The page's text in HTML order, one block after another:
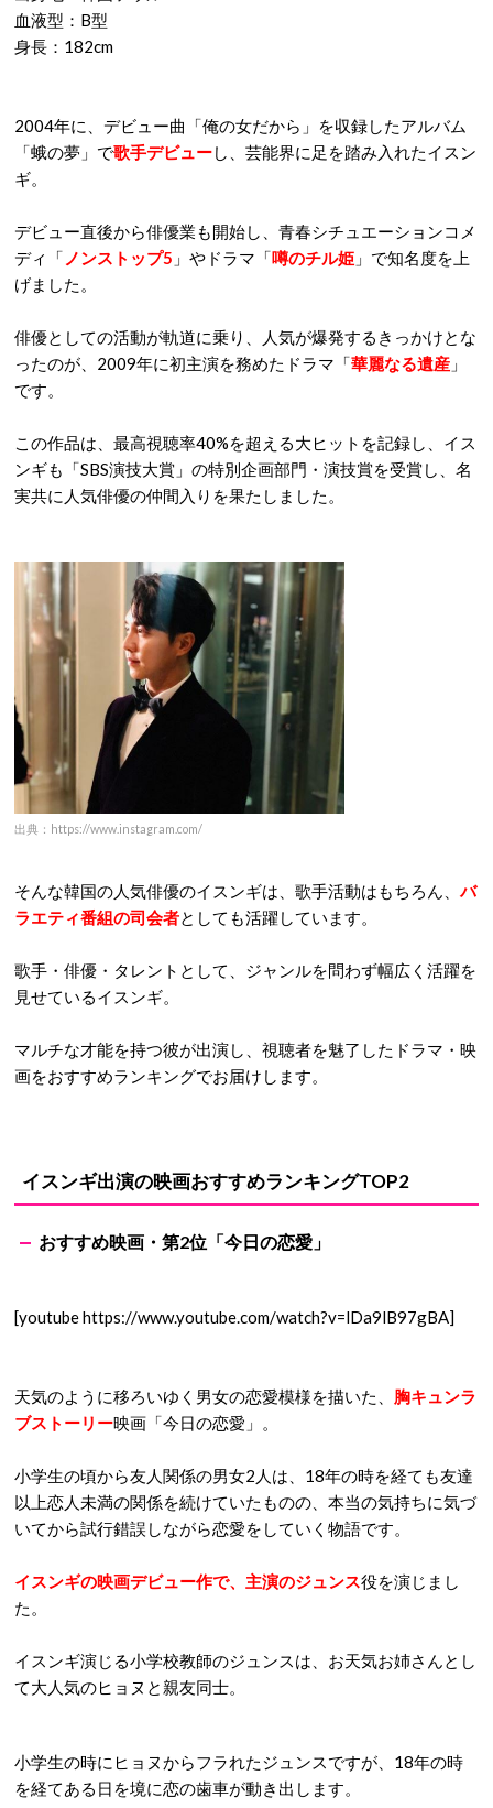
血液型：B型
身長：182cm
2004年に、デビュー曲「俺の女だから」を収録したアルバム
「蛾の夢」で歌手デビューし、芸能界に足を踏み入れたイスン
ギ。
デビュー直後から俳優業も開始し、青春シチュエーションコメ
ディ「 ノンストップ5 」やドラマ「噂のチル姫 」で知名度を上
げました。
俳優としての活動が軌道に乗り、人気が爆発するきっかけとな
ったのが、2009年に初主演を務めたドラマ「華麗なる遺産 」
です。
この作品は、最高視聴率40%を超える大ヒットを記録し、イス
ンギも「SBS演技大賞」の特別企画部門・演技賞を受賞し、名
実共に人気俳優の仲間入りを果たしました。
出典：https://www.instagram.com/
そんな韓国の人気俳優のイスンギは、歌手活動はもちろん、バ
ラエティ番組の司会者としても活躍しています。
歌手・俳優・タレントとして、ジャンルを問わず幅広く活躍を
見せているイスンギ。
マルチな才能を持つ彼が出演し、視聴者を魅了したドラマ・映
画をおすすめランキングでお届けします。
イスンギ出演の映画おすすめランキングTOP2
おすすめ映画・第2位「今日の恋愛」
[youtube https://www.youtube.com/watch?v=lDa9lB97gBA]
天気のように移ろいゆく男女の恋愛模様を描いた、 胸キュンラ
ブストーリー映画「今日の恋愛」。
小学生の頃から友人関係の男女2人は、18年の時を経ても友達
以上恋人未満の関係を続けていたものの、本当の気持ちに気づ
いてから試行錯誤しながら恋愛をしていく物語です。
イスンギの映画デビュー作で、主演のジュンス役を演じまし
た。
イスンギ演じる小学校教師のジュンスは、お天気お姉さんとし
て大人気のヒョヌと親友同士。
小学生の時にヒョヌからフラれたジュンスですが、18年の時
を経てある日を境に恋の歯車が動き出します。